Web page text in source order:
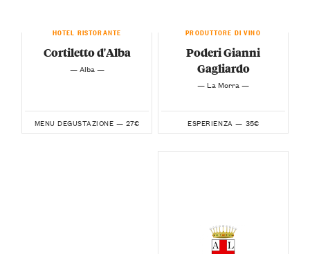
HOTEL RISTORANTE
Cortiletto d'Alba
— Alba —
MENU DEGUSTAZIONE — 27€
PRODUTTORE DI VINO
Poderi Gianni
Gagliardo
— La Morra —
ESPERIENZA — 35€